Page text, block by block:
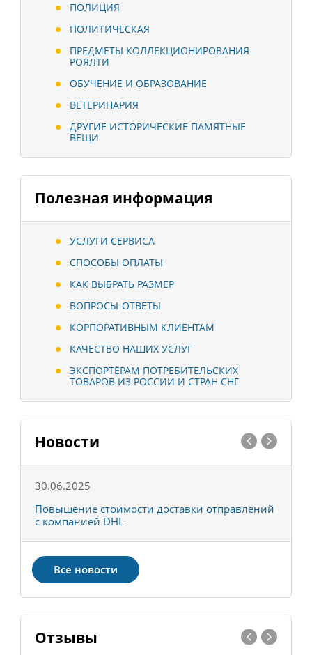
ПОЛИЦИЯ
ПОЛИТИЧЕСКАЯ
ПРЕДМЕТЫ КОЛЛЕКЦИОНИРОВАНИЯ
РОЯЛТИ
ОБУЧЕНИЕ И ОБРАЗОВАНИЕ
ВЕТЕРИНАРИЯ
ДРУГИЕ ИСТОРИЧЕСКИЕ ПАМЯТНЫЕ
ВЕЩИ
Полезная информация
УСЛУГИ СЕРВИСА
СПОСОБЫ ОПЛАТЫ
КАК ВЫБРАТЬ РАЗМЕР
ВОПРОСЫ-ОТВЕТЫ
КОРПОРАТИВНЫМ КЛИЕНТАМ
КАЧЕСТВО НАШИХ УСЛУГ
ЭКСПОРТЁРАМ ПОТРЕБИТЕЛЬСКИХ
ТОВАРОВ ИЗ РОССИИ И СТРАН СНГ
Новости
30.06.2025
Повышение стоимости доставки отправлений
с компанией DHL
Все новости
Отзывы